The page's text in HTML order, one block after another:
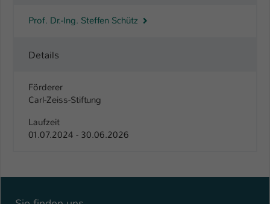
Prof. Dr.-Ing. Steffen Schütz
Details
Förderer
Carl-Zeiss-Stiftung
Laufzeit
01.07.2024 - 30.06.2026